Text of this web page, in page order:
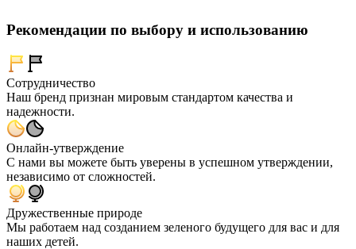
Рекомендации по выбору и использованию
Сотрудничество
Наш бренд признан мировым стандартом качества и
надежности.
Онлайн-утверждение
С нами вы можете быть уверены в успешном утверждении,
независимо от сложностей.
Дружественные природе
Мы работаем над созданием зеленого будущего для вас и для
наших детей.